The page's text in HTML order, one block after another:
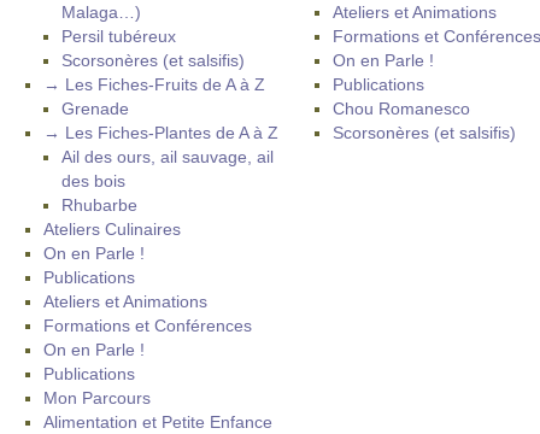
Malaga…)
Persil tubéreux
Scorsonères (et salsifis)
→ Les Fiches-Fruits de A à Z
Grenade
→ Les Fiches-Plantes de A à Z
Ail des ours, ail sauvage, ail
des bois
Rhubarbe
Ateliers Culinaires
On en Parle !
Publications
Ateliers et Animations
Formations et Conférences
On en Parle !
Publications
Mon Parcours
Alimentation et Petite Enfance
Ateliers et Animations
Formations et Conférences
On en Parle !
Publications
Chou Romanesco
Scorsonères (et salsifis)